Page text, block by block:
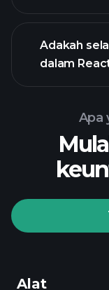
didorong AI
Adakah
dalam
pandangan
Portfolio
Apa
Alat